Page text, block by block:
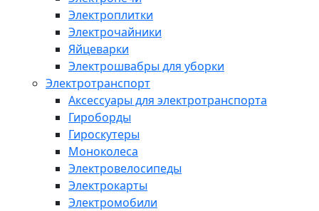
Электроплитки
Электрочайники
Яйцеварки
Электрошвабры для уборки
Электротранспорт
Аксессуары для электротранспорта
Гироборды
Гироскутеры
Моноколеса
Электровелосипеды
Электрокарты
Электромобили